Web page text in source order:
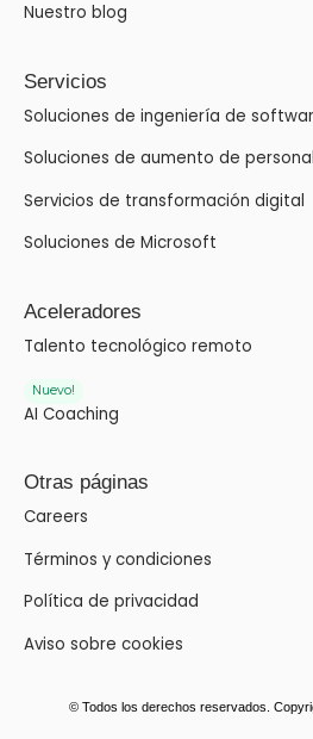
Nuestro blog
Servicios
Soluciones de ingeniería de
Soluciones de aumento de
Servicios de transformación digital
Soluciones de Microsoft
Aceleradores
Talento tecnológico remoto
Nuevo!
AI Coaching
Otras páginas
Careers
Términos y condiciones
Política de privacidad
Aviso sobre cookies
© Todos los derechos reservados.